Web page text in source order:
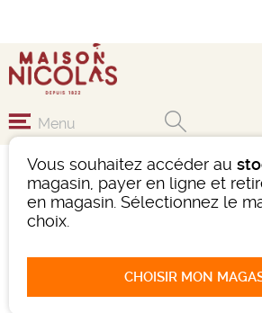
Vous souhaitez accéder au
magasin, payer en ligne et
en magasin. Sélectionnez le
choix.
CHOISIR MON
Menu
ROSÉ
Rosé-